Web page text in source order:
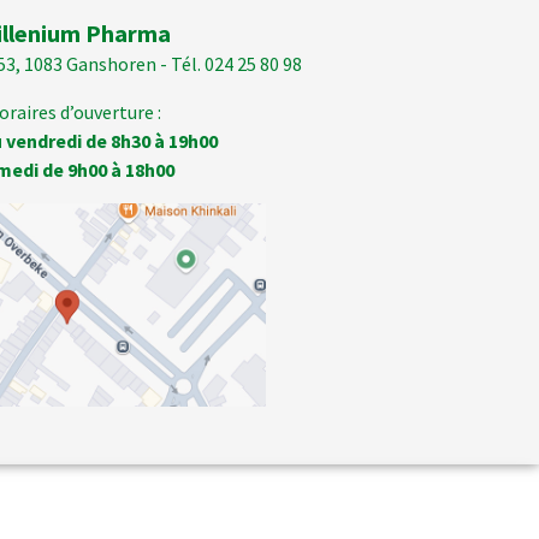
Pharma
1083 Ganshoren - Tél. 024 25 80 98
d’ouverture :
de 8h30 à 19h00
de 9h00 à 18h00